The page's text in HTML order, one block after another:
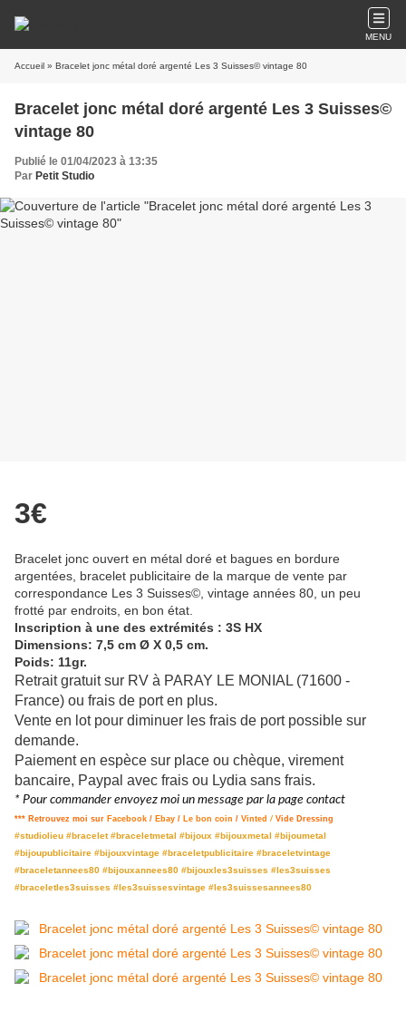
MENU
Accueil » Bracelet jonc métal doré argenté Les 3 Suisses© vintage 80
Bracelet jonc métal doré argenté Les 3 Suisses©
vintage 80
Publié le 01/04/2023 à 13:35
Par Petit Studio
3€
Bracelet jonc ouvert en métal doré et bagues en bordure
argentées, bracelet publicitaire de la marque de vente par
correspondance Les 3 Suisses©, vintage années 80, un peu
frotté par endroits, en bon état.
Inscription à une des extrémités : 3S HX
Dimensions: 7,5 cm Ø X 0,5 cm.
Poids: 11gr.
Retrait gratuit sur RV à PARAY LE MONIAL (71600 -
France) ou frais de port en plus.
Vente en lot pour diminuer les frais de port possible sur
demande.
Paiement en espèce sur place ou chèque, virement
bancaire, Paypal avec frais ou Lydia sans frais.
* Pour commander envoyez moi un message par la page contact
*** Retrouvez moi sur Facebook / Ebay / Le bon coin / Vinted / Vide Dressing
#studiolieu #bracelet #braceletmetal #bijoux #bijouxmetal #bijoumetal
#bijoupublicitaire #bijouxvintage #braceletpublicitaire #braceletvintage
#braceletannees80 #bijouxannees80 #bijouxles3suisses #les3suisses
#braceletles3suisses #les3suissesvintage #les3suissesannees80